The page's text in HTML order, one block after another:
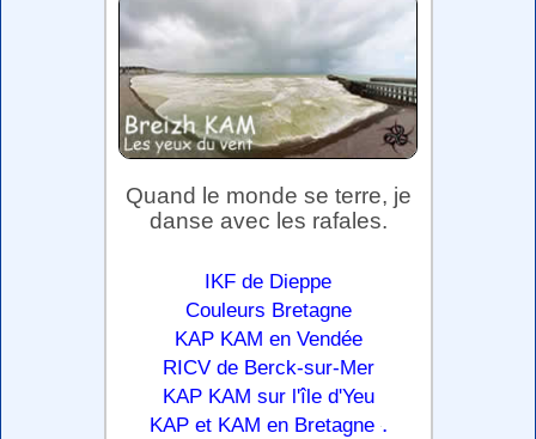
Quand le monde se terre, je
danse avec les rafales.
IKF de Dieppe
Couleurs Bretagne
KAP KAM en Vendée
RICV de Berck-sur-Mer
KAP KAM sur l'île d'Yeu
KAP et KAM en Bretagne .